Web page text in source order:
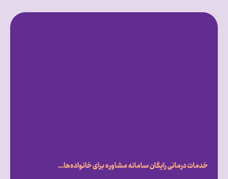
خدمات درمانی رایگان سامانه مشاوره برای خانواده‌های اوتیسمی در شرایط جنگ